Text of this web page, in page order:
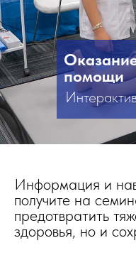
помощи
Информация и
получите на
предотвратить
здоровья, но и